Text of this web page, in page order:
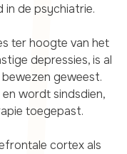
in de psychiatrie.
ter hoogte van het
depressies, is al
geweest.
wordt sindsdien,
toegepast.
cortex als